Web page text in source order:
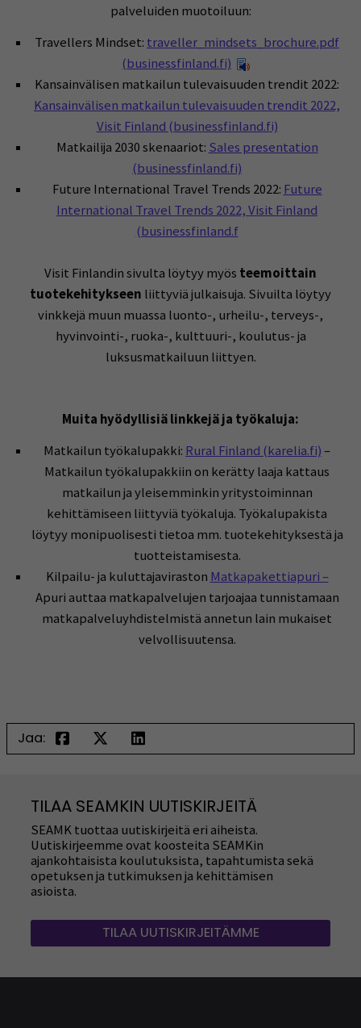
palveluiden muotoiluun:
Travellers Mindset: traveller_mindsets_brochure.pdf
(businessfinland.fi)
Kuuntele
Kansainvälisen matkailun tulevaisuuden trendit 2022:
Kansainvälisen matkailun tulevaisuuden trendit 2022,
Visit Finland (businessfinland.fi)
Matkailija 2030 skenaariot: Sales presentation
(businessfinland.fi)
Future International Travel Trends 2022: Future
International Travel Trends 2022, Visit Finland
(businessfinland.f
Visit Finlandin sivulta löytyy myös teemoittain
tuotekehitykseen liittyviä julkaisuja. Sivuilta löytyy
vinkkejä muun muassa luonto-, urheilu-, terveys-,
hyvinvointi-, ruoka-, kulttuuri-, koulutus- ja
luksusmatkailuun liittyen.
Muita hyödyllisiä linkkejä ja työkaluja:
Matkailun työkalupakki: Rural Finland (karelia.fi)–
Matkailun työkalupakkiin on kerätty laaja kattaus
matkailun ja yleisemminkin yritystoiminnan
kehittämiseen liittyviä työkaluja. Työkalupakista
löytyy monipuolisesti tietoa mm. tuotekehityksestä ja
tuotteistamisesta.
Kilpailu- ja kuluttajaviraston Matkapakettiapuri –
Apuri auttaa matkapalvelujen tarjoajaa tunnistamaan
matkapalveluyhdistelmistä annetun lain mukaiset
velvollisuutensa.
Jaa:
TILAA SEAMKIN UUTISKIRJEITÄ
SEAMK tuottaa uutiskirjeitä eri aiheista.
Uutiskirjeemme ovat koosteita SEAMKin
ajankohtaisista koulutuksista, tapahtumista sekä
opetuksen ja tutkimuksen ja kehittämisen
asioista.
TILAA UUTISKIRJEITÄMME